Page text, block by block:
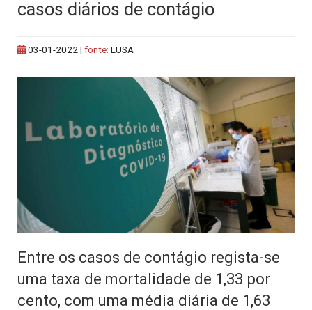
casos diários de contágio
03-01-2022 | fonte: LUSA
Entre os casos de contágio regista-se
uma taxa de mortalidade de 1,33 por
cento, com uma média diária de 1,63